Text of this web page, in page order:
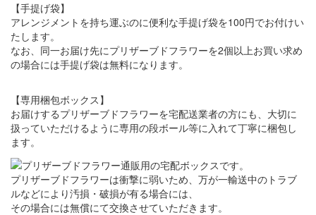
【手提げ袋】
アレンジメントを持ち運ぶのに便利な手提げ袋を100円でお付けい
たします。
なお、同一お届け先にプリザーブドフラワーを2個以上お買い求め
の場合には手提げ袋は無料になります。
【専用梱包ボックス】
お届けするプリザーブドフラワーを宅配送業者の方にも、大切に
扱っていただけるように専用の段ボール等に入れて丁寧に梱包し
ます。
プリザーブドフラワーは衝撃に弱いため、万が一輸送中のトラブ
ルなどにより汚損・破損が有る場合には、
その場合には無償にて交換させていただきます。